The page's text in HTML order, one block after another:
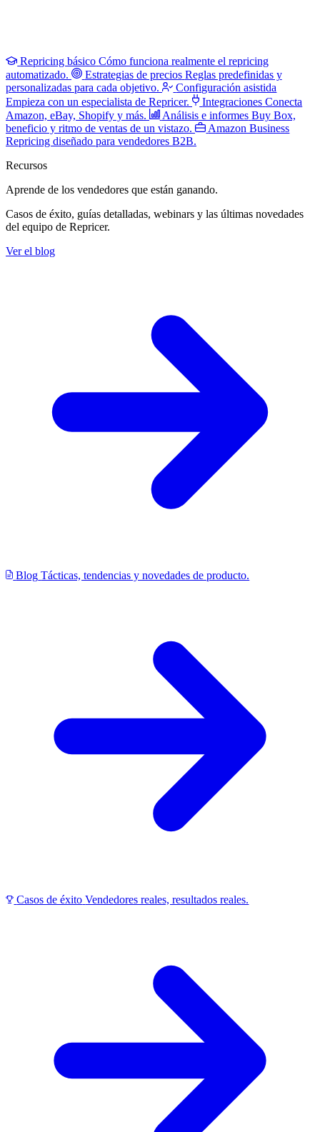
Repricing básico Cómo funciona realmente el repricing
automatizado.
Estrategias de precios Reglas predefinidas y
personalizadas para cada objetivo.
Configuración asistida
Empieza con un especialista de Repricer.
Integraciones Conecta
Amazon, eBay, Shopify y más.
Análisis e informes Buy Box,
beneficio y ritmo de ventas de un vistazo.
Amazon Business
Repricing diseñado para vendedores B2B.
Recursos
Aprende de los vendedores que están ganando.
Casos de éxito, guías detalladas, webinars y las últimas novedades
del equipo de Repricer.
Ver el blog
Blog Tácticas, tendencias y novedades de producto.
Casos de éxito Vendedores reales, resultados reales.